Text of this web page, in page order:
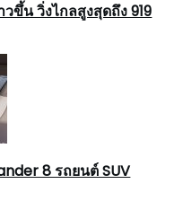
ขึ้น วิ่งไกลสูงสุดถึง 919
8 รถยนต์ SUV